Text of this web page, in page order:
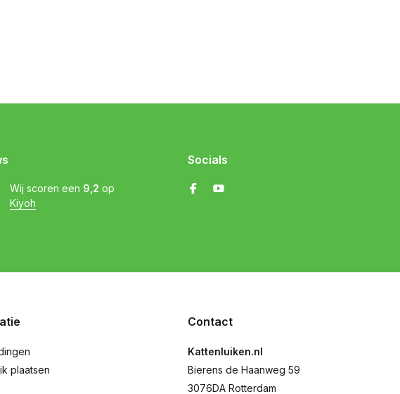
Wij scoren een 9,2 op
Kiyoh
Socials
plaatsen
Contact
Kattenluiken.nl
Bierens de Haanweg 59
3076DA Rotterdam